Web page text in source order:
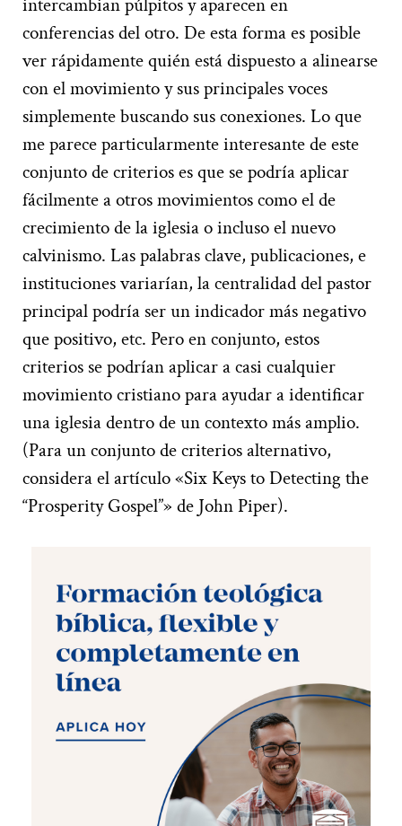
intercambian púlpitos y aparecen en
conferencias del otro. De esta forma es posible
ver rápidamente quién está dispuesto a alinearse
con el movimiento y sus principales voces
simplemente buscando sus conexiones. Lo que
me parece particularmente interesante de este
conjunto de criterios es que se podría aplicar
fácilmente a otros movimientos como el de
crecimiento de la iglesia o incluso el nuevo
calvinismo. Las palabras clave, publicaciones, e
instituciones variarían, la centralidad del pastor
principal podría ser un indicador más negativo
que positivo, etc. Pero en conjunto, estos
criterios se podrían aplicar a casi cualquier
movimiento cristiano para ayudar a identificar
una iglesia dentro de un contexto más amplio.
(Para un conjunto de criterios alternativo,
considera el artículo «Six Keys to Detecting the
“Prosperity Gospel”» de John Piper).